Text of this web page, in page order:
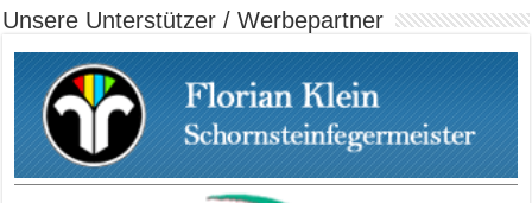
Unsere Unterstützer / Werbepartner